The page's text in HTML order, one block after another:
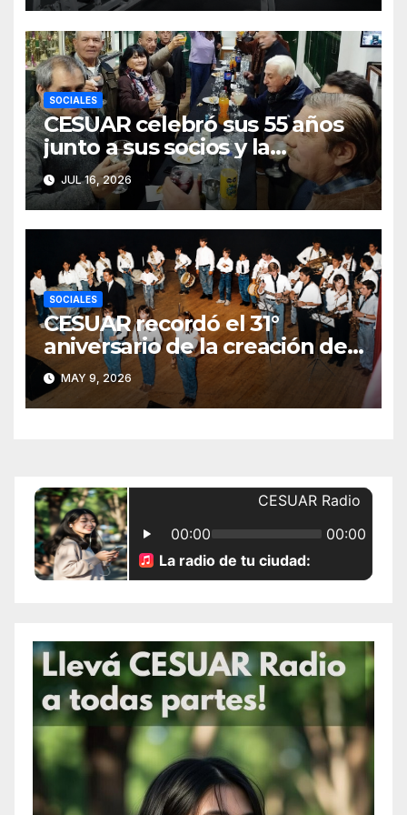
SOCIALES
CESUAR celebró sus 55 años
junto a sus socios y la
comunidad de Azul
JUL 16, 2026
SOCIALES
CESUAR recordó el 31°
aniversario de la creación de
la Agrupación de Bandas San
Gabriel
MAY 9, 2026